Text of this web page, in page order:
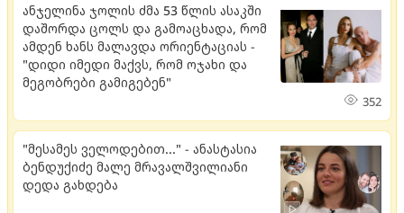
ანჯელინა ჯოლის ძმა 53 წლის ასაკში
დაშორდა ცოლს და გამოაცხადა, რომ
ამდენ ხანს მალავდა ორიენტაციას -
"დიდი იმედი მაქვს, რომ ოჯახი და
მეგობრები გამიგებენ"
352
"მესამეს ველოდებით..." - ანასტასია
ბენდუქიძე მალე მრავალშვილიანი
დედა გახდება